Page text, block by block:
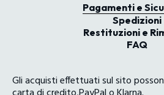
Pagamenti e
Spedizioni
Restituzioni e
FAQ
Gli acquisti effettuati sul sito